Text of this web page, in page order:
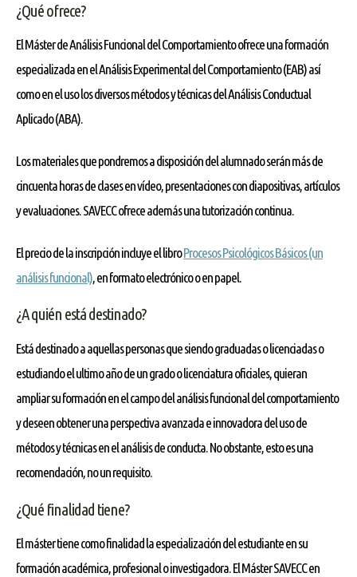
¿Qué ofrece?
El Máster de Análisis Funcional del Comportamiento ofrece una formación
especializada en el Análisis Experimental del Comportamiento (EAB) así
como en el uso los diversos métodos y técnicas del Análisis Conductual
Aplicado (ABA).
Los materiales que pondremos a disposición del alumnado serán más de
cincuenta horas de clases en vídeo, presentaciones con diapositivas, artículos
y evaluaciones. SAVECC ofrece además una tutorización continua.
El precio de la inscripción incluye el libroProcesos Psicológicos Básicos (un
análisis funcional) , en formato electrónico o en papel.
¿A quién está destinado?
Está destinado a aquellas personas que siendo graduadas o licenciadas o
estudiando el ultimo año de un grado o licenciatura oficiales, quieran
ampliar su formación en el campo del análisis funcional del comportamiento
y deseen obtener una perspectiva avanzada e innovadora del uso de
métodos y técnicas en el análisis de conducta. No obstante, esto es una
recomendación, no un requisito.
¿Qué finalidad tiene?
El máster tiene como finalidad la especialización del estudiante en su
formación académica, profesional o investigadora. El Máster SAVECC en